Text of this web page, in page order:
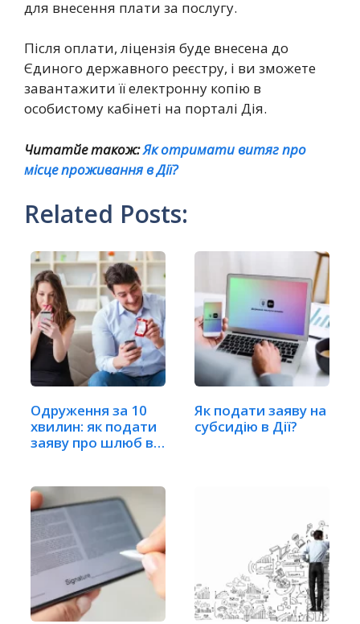
для внесення плати за послугу.
Після оплати, ліцензія буде внесена до
Єдиного державного реєстру, і ви зможете
завантажити її електронну копію в
особистому кабінеті на порталі Дія.
Читатйе також:Як отримати витяг про
місце проживання в Дії?
Related Posts:
Одруження за 10
хвилин: як подати
заяву про шлюб в
Як подати заяву на
субсидію в Дії?